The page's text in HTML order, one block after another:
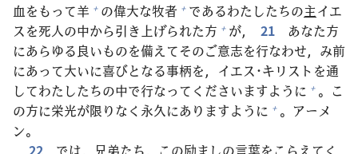
血をもって羊 + の偉大な牧者 + であるわたしたちの主イエ
スを死人の中から引き 上げられた方 + が， 21 あなた方
にあらゆる 良いものを備えてそのご意志を行なわせ，み前
にあって大いに喜びとなる事柄を，イエス･キリストを通
してわたしたちの中で行なってくださいますように + 。こ
の方に栄光が限りなく 永久にありますように + 。アーメ
ン。
22
では， 兄弟たち，この励ましの言葉をこらえてく